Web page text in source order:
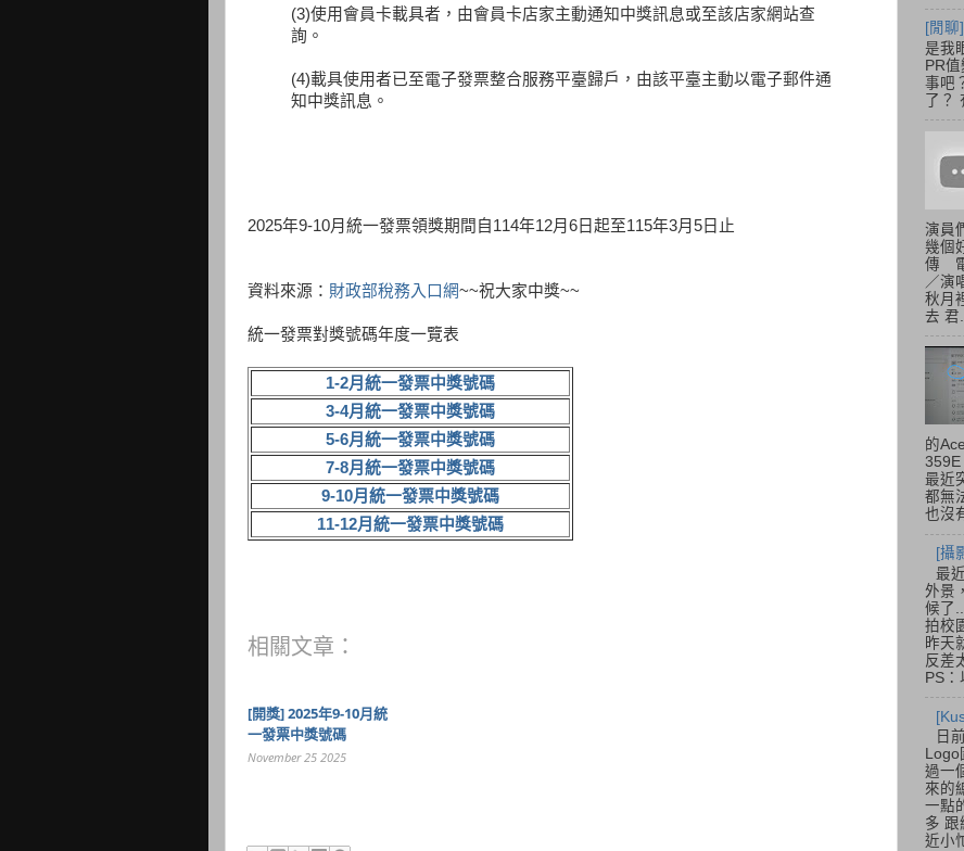
(3)使用會員卡載具者，由會員卡店家主動通知中獎訊息或至該店家網站查
詢。
(4)載具使用者已至電子發票整合服務平臺歸戶，由該平臺主動以電子郵件通
知中獎訊息。
2025年9-10月統一發票領獎期間自114年12月6日起至115年3月5日止
資料來源： 財政部稅務入口網~~祝大家中獎~~
統一發票對獎號碼年度一覽表
1-2月統一發票中獎號碼
3-4月統一發票中獎號碼
5-6月統一發票中獎號碼
7-8月統一發票中獎號碼
9-10月統一發票中獎號碼
11-12月統一發票中獎號碼
相關文章：
[開獎] 2025年9-10月統
一發票中獎號碼
November 25 2025
[閒
是我
PR
事吧
了
演員
幾個
傳
／演
秋月
去 君...
的
359E
最近
都無
也沒
[攝
最
外景
候了
拍校
昨天
反差
PS：
日
Logo
過一
來的
一點
多 跟
近小